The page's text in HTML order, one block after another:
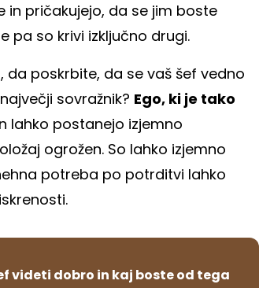
in pričakujejo, da se jim boste
pa so krivi izključno drugi.
poskrbite, da se vaš šef vedno
sovražnik? Ego, ki je tako
lahko postanejo izjemno
ogrožen. So lahko izjemno
potreba po potrditvi lahko
videti dobro in kaj boste od tega